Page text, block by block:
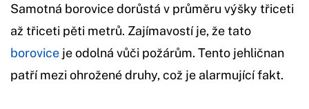
Samotná borovice dorůstá v průměru výšky třiceti
až třiceti pěti metrů. Zajímavostí je, že tato
borovice je odolná vůči požárům. Tento jehličnan
patří mezi ohrožené druhy, což je alarmující fakt.